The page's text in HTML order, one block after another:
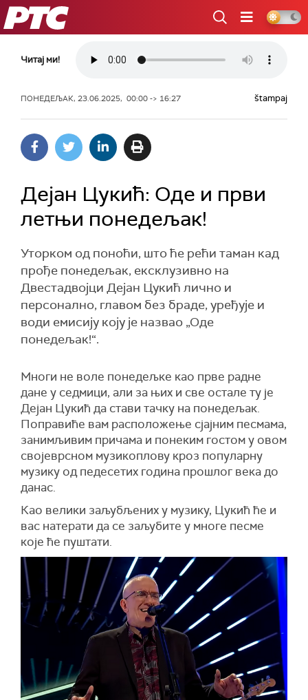
РТС
Читај ми!
ПОНЕДЕЉАК, 23.06.2025, 00:00 -> 16:27 štampaj
Дејан Цукић: Оде и први
летњи понедељак!
Уторком од поноћи, што ће рећи таман кад
прође понедељак, ексклузивно на
Двестадвојци Дејан Цукић лично и
персонално, главом без браде, уређује и
води емисију коју је назвао „Оде
понедељак!“.
Многи не воле понедељке као прве радне
дане у седмици, али за њих и све остале ту је
Дејан Цукић да стави тачку на понедељак.
Поправиће вам расположење сјајним песмама,
занимљивим причама и понеким гостом у овом
својеврсном музикоплову кроз популарну
музику од педесетих година прошлог века до
данас.
Као велики заљубљених у музику, Цукић ће и
вас натерати да се заљубите у многе песме
које ће пуштати.